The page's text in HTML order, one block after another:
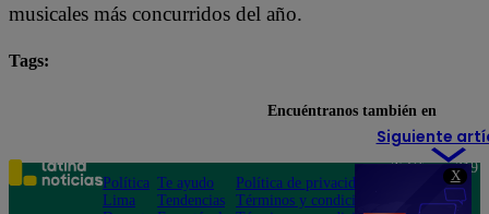
X
musicales más concurridos del año.
Tags:
Siguiente
Encuéntranos también en
Política
Lima
Te ayudo
Tendencias
Política de privacidad
Términos y condiciones
Teléfono: 219
Av. San